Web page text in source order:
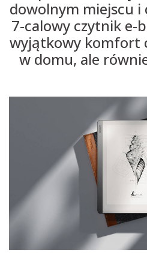
dowolnym miejscu i
7-calowy czytnik e-
wyjątkowy komfort
w domu, ale